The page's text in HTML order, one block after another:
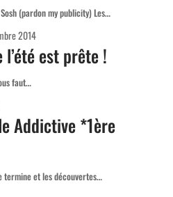
(pardon my publicity) Les…
2014
est prête !
faut…
Addictive *1ère
termine et les découvertes…